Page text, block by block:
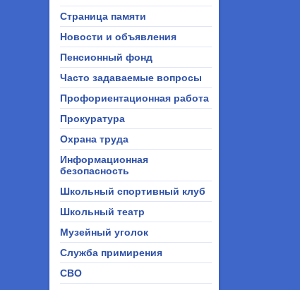
Страница памяти
Новости и объявления
Пенсионный фонд
Часто задаваемые вопросы
Профориентационная работа
Прокуратура
Охрана труда
Информационная
безопасность
Школьный спортивный клуб
Школьный театр
Музейный уголок
Служба примирения
СВО